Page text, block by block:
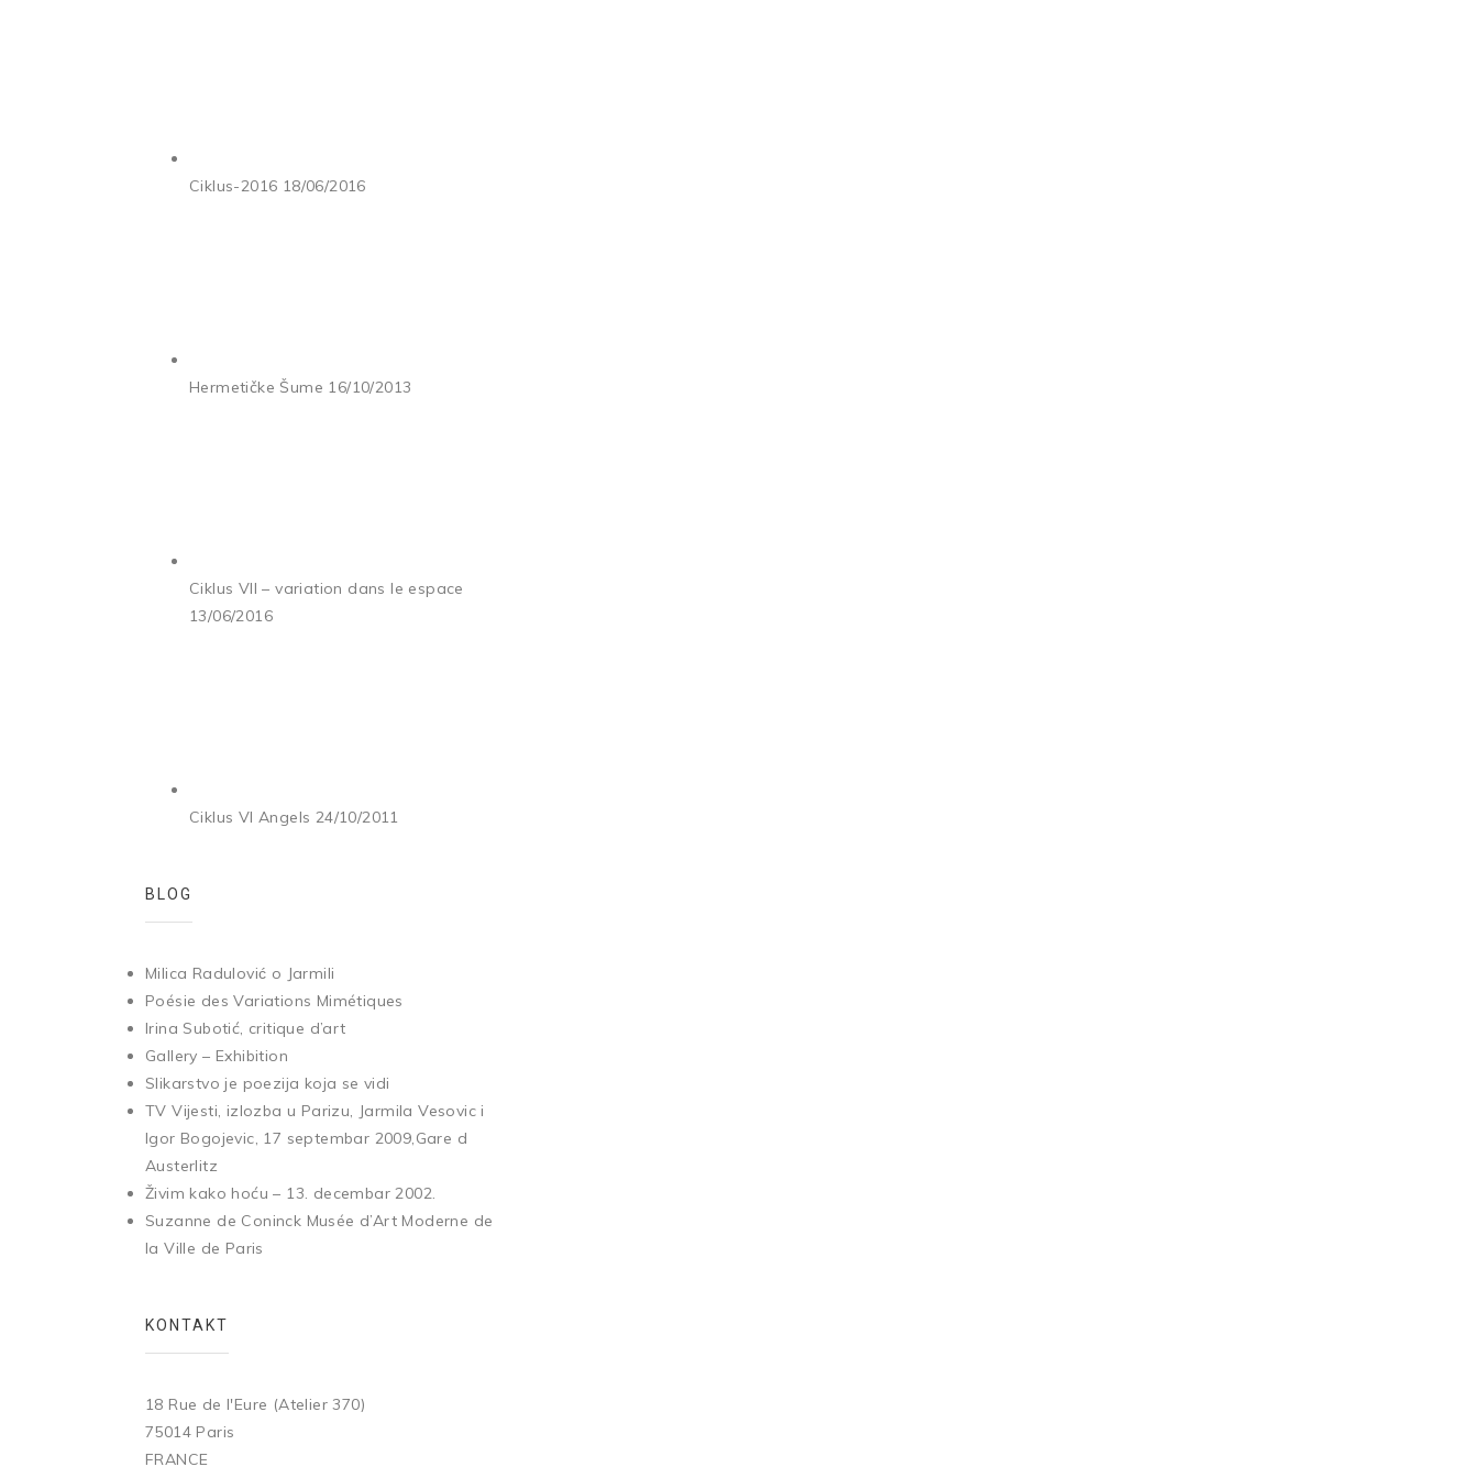
Ciklus-2016 18/06/2016
Hermetičke Šume 16/10/2013
Ciklus VII – variation dans le espace
13/06/2016
Ciklus VI Angels 24/10/2011
BLOG
Milica Radulović o Jarmili
Poésie des Variations Mimétiques
Irina Subotić, critique d’art
Gallery – Exhibition
Slikarstvo je poezija koja se vidi
TV Vijesti, izlozba u Parizu, Jarmila Vesovic i
Igor Bogojevic, 17 septembar 2009,Gare d
Austerlitz
Živim kako hoću – 13. decembar 2002.
Suzanne de Coninck Musée d’Art Moderne de
la Ville de Paris
KONTAKT
18 Rue de l'Eure (Atelier 370)
75014 Paris
FRANCE